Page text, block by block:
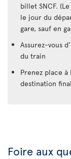
billet SNCF.
le jour du
gare, sauf en
Assurez-vous
du train
Prenez place
destination
Foire aux